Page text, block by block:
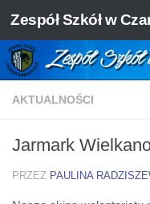
Skip to content
Zespół Szkół w
AKTUALNOŚCI
Jarmark
PRZEZ PAULINA